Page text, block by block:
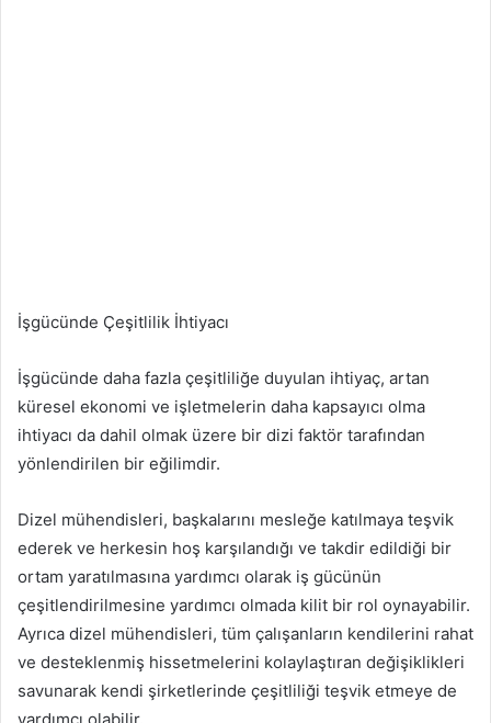
İşgücünde Çeşitlilik İhtiyacı
İşgücünde daha fazla çeşitliliğe duyulan ihtiyaç, artan
küresel ekonomi ve işletmelerin daha kapsayıcı olma
ihtiyacı da dahil olmak üzere bir dizi faktör tarafından
yönlendirilen bir eğilimdir.
Dizel mühendisleri, başkalarını mesleğe katılmaya teşvik
ederek ve herkesin hoş karşılandığı ve takdir edildiği bir
ortam yaratılmasına yardımcı olarak iş gücünün
çeşitlendirilmesine yardımcı olmada kilit bir rol oynayabilir.
Ayrıca dizel mühendisleri, tüm çalışanların kendilerini rahat
ve desteklenmiş hissetmelerini kolaylaştıran değişiklikleri
savunarak kendi şirketlerinde çeşitliliği teşvik etmeye de